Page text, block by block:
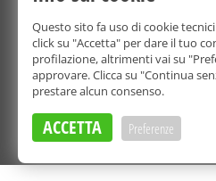
Bmedia Srl
La riproduzione totale o parziale
forma, su qualsiasi
Balarm.it è una testata
Tribunale di Palermo
Direttore
Privacy e
Questo sito fa uso di cookie
click su "Accetta" per dare il tuo
profilazione, altrimenti vai su
approvare. Clicca su "Continua
prestare alcun consenso.
ACCETTA Preferenze